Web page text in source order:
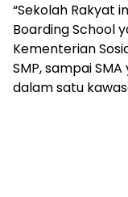
“Sekolah Rakyat
Boarding School
Kementerian
SMP, sampai
dalam satu